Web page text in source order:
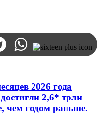
2026 года
2,6* трлн
чем годом раньше.